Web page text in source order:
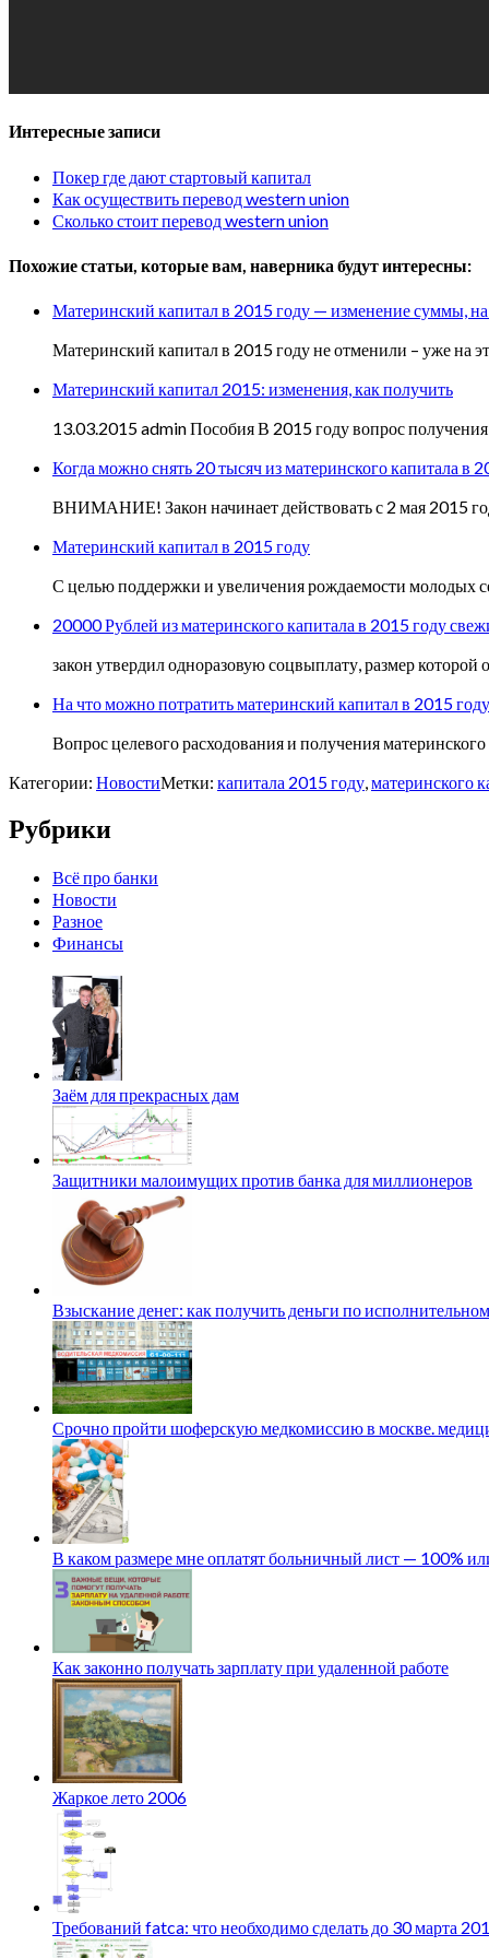
Интересные записи
Покер где дают стартовый капитал
Как осуществить перевод western union
Сколько стоит перевод western union
Похожие статьи, которые вам, наверника будут интересны:
Материнский капитал в 2015 году — изменение суммы,
Материнский капитал в 2015 году не отменили – уже на
Материнский капитал 2015: изменения, как получить
13.03.2015 admin Пособия В 2015 году вопрос получения
Когда можно снять 20 тысяч из материнского капитала в
ВНИМАНИЕ! Закон начинает действовать с 2 мая 2015
Материнский капитал в 2015 году
С целью поддержки и увеличения рождаемости молодых
20000 Рублей из материнского капитала в 2015 году
закон утвердил одноразовую соцвыплату, размер
На что можно потратить материнский капитал в 2015 году
Вопрос целевого расходования и получения
Категории: НовостиМетки: капитала 2015 году,материнского
Рубрики
Всё про банки
Новости
Разное
Финансы
Заём для прекрасных дам
Защитники малоимущих против банка для миллионеров
Взыскание денег: как получить деньги по
Срочно пройти шоферскую медкомиссию в москве.
В каком размере мне оплатят больничный лист — 100%
Как законно получать зарплату при удаленной работе
Жаркое лето 2006
Требований fatca: что необходимо сделать до 30 марта